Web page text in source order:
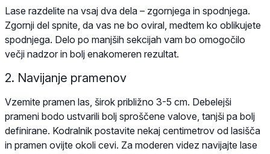
Lase razdelite na vsaj dva dela – zgornjega in spodnjega.
Zgornji del spnite, da vas ne bo oviral, medtem ko oblikujete
spodnjega. Delo po manjših sekcijah vam bo omogočilo
večji nadzor in bolj enakomeren rezultat.
2. Navijanje pramenov
Vzemite pramen las, širok približno 3-5 cm. Debelejši
prameni bodo ustvarili bolj sproščene valove, tanjši pa bolj
definirane. Kodralnik postavite nekaj centimetrov od lasišča
in pramen ovijte okoli cevi. Za moderen videz navijajte lase